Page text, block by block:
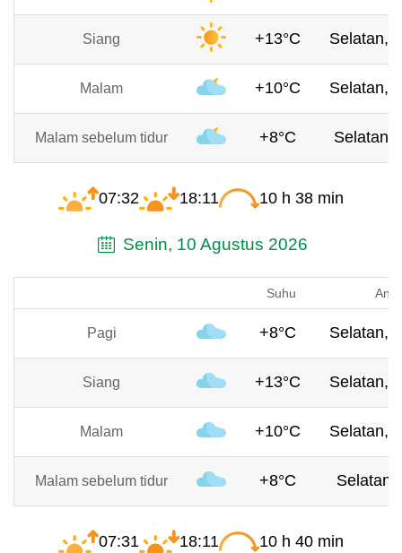
Siang +13°C Selatan,
Malam +10°C Selatan,
Malam sebelum tidur +8°C Selatan,
07:32 18:11 10 h 38 min
Senin, 10 Agustus 2026
Suhu
Pagi +8°C Selatan,
Siang +13°C Selatan,
Malam +10°C Selatan,
Malam sebelum tidur +8°C Selatan,
07:31 18:11 10 h 40 min